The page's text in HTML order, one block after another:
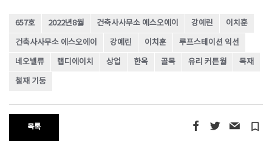
657호 2022년8월 건축사사무소 에스오에이 강예린 이치훈
건축사사무소 에스오에이 강예린 이치훈 루프스테이션 익선
네오밸류 랩디에이치 상업 한옥 골목 유리 커튼월 목재
철재 기둥
목록 turned_in_not